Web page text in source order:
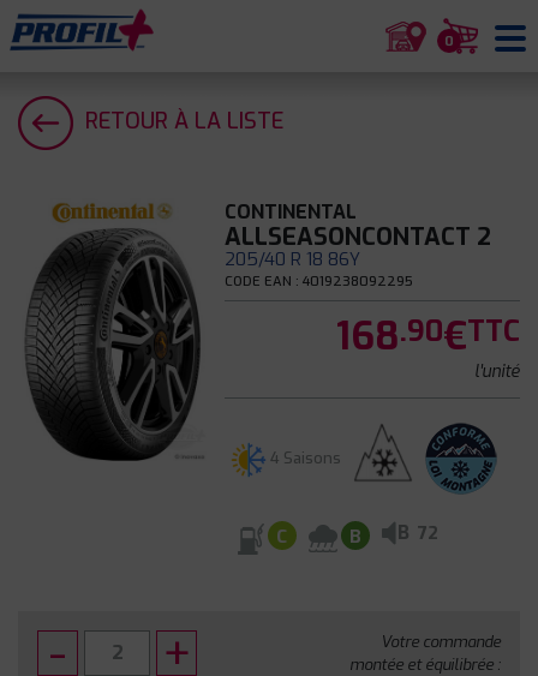
0
RETOUR À LA LISTE
CONTINENTAL
ALLSEASONCONTACT 2
205/40 R 18 86Y
CODE EAN : 4019238092295
168.90€TTC
l'unité
4 Saisons
C B B 72
Votre commande
montée et équilibrée :